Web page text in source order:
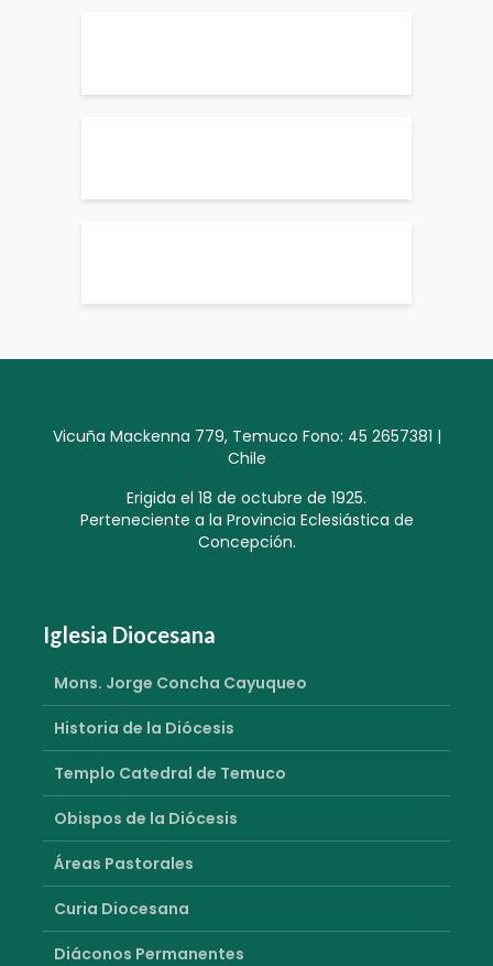
Vicuña Mackenna 779, Temuco Fono: 45 2657381 |
Chile
Erigida el 18 de octubre de 1925.
Perteneciente a la Provincia Eclesiástica de
Concepción.
Iglesia Diocesana
Mons. Jorge Concha Cayuqueo
Historia de la Diócesis
Templo Catedral de Temuco
Obispos de la Diócesis
Áreas Pastorales
Curia Diocesana
Diáconos Permanentes